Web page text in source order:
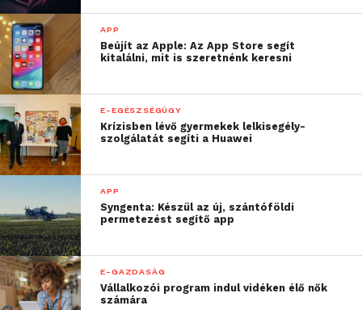
APP
Beújít az Apple: Az App Store segít
kitalálni, mit is szeretnénk keresni
E-EGÉSZSÉGÜGY
Krízisben lévő gyermekek lelkisegély-
szolgálatát segíti a Huawei
APP
Syngenta: Készül az új, szántóföldi
permetezést segítő app
E-GAZDASÁG
Vállalkozói program indul vidéken élő nők
számára